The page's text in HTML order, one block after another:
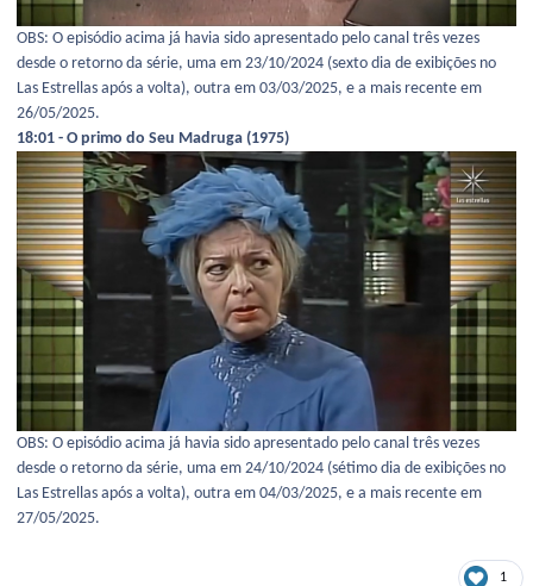
OBS: O episódio acima já havia sido apresentado pelo canal três vezes
desde o retorno da série, uma em 23/10/2024 (sexto dia de exibições no
Las Estrellas após a volta), outra em 03/03/2025, e a mais recente em
26/05/2025.
18:01 - O primo do Seu Madruga (1975)
OBS: O episódio acima já havia sido apresentado pelo canal três vezes
desde o retorno da série, uma em 24/10/2024 (sétimo dia de exibições no
Las Estrellas após a volta), outra em 04/03/2025, e a mais recente em
27/05/2025.
1